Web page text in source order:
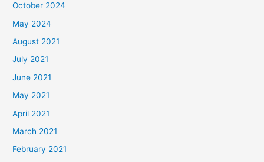
October 2024
May 2024
August 2021
July 2021
June 2021
May 2021
April 2021
March 2021
February 2021